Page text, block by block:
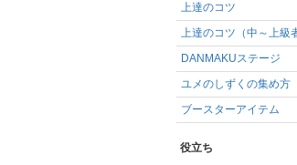
上達のコツ
上達のコツ（中～上級
DANMAKUステージ
ユメのしずくの集め方
ブースターアイテム
役立ち